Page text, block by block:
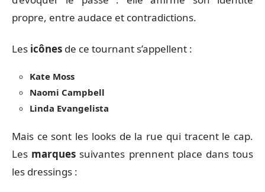
propre, entre audace et contradictions.
Les icônes de ce tournant s’appellent :
Kate Moss
Naomi Campbell
Linda Evangelista
Mais ce sont les looks de la rue qui tracent le cap.
Les marques suivantes prennent place dans tous
les dressings :